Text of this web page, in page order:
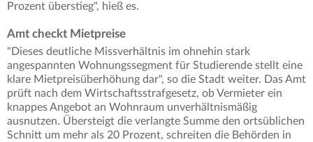
Prozent überstieg", hieß es.
Amt checkt Mietpreise
"Dieses deutliche Missverhältnis im ohnehin stark
angespannten Wohnungssegment für Studierende stellt eine
klare Mietpreisüberhöhung dar", so die Stadt weiter. Das Amt
prüft nach dem Wirtschaftsstrafgesetz, ob Vermieter ein
knappes Angebot an Wohnraum unverhältnismäßig
ausnutzen. Übersteigt die verlangte Summe den ortsüblichen
Schnitt um mehr als 20 Prozent, schreiten die Behörden in